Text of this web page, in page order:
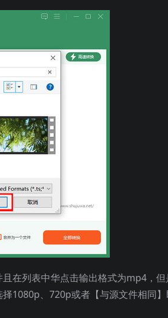
在列表中华点击输出格式为mp4，但
1080p、720p或者【与源文件相同